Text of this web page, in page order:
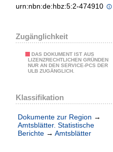
urn:nbn:de:hbz:5:2-474910
Zugänglichkeit
DAS DOKUMENT IST AUS
LIZENZRECHTLICHEN GRÜNDEN
NUR AN DEN SERVICE-PCS DER
ULB ZUGÄNGLICH.
Klassifikation
Dokumente zur Region →
Amtsblätter. Statistische
Berichte → Amtsblätter